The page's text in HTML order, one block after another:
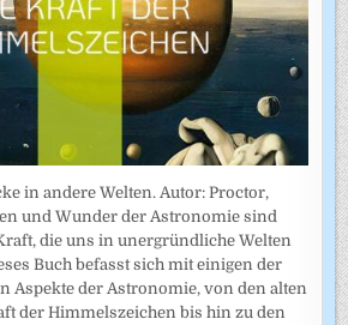
in andere Welten. Autor: Proctor,
und Wunder der Astronomie sind
die uns in unergründliche Welten
Buch befasst sich mit einigen der
Aspekte der Astronomie, von den alten
der Himmelszeichen bis hin zu den